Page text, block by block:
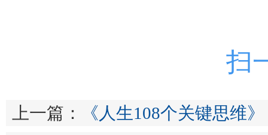
扫
上一篇：
《人生108个关键思维》